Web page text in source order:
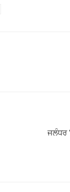
ਜਲੰਧਰ